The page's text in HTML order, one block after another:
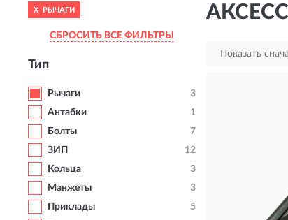
X РЫЧАГИ
СБРОСИТЬ ВСЕ ФИЛЬТРЫ
Тип
Рычаги
3
Антабки
1
Болты
7
ЗИП
12
Кольца
3
Манжеты
3
Приклады
5
Показать